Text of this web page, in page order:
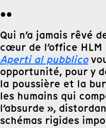
●●
Qui n’a jamais rêvé
cœur de l’office
Aperti al pubblico
opportunité, pour y
la poussière et la
les humains qui
l’absurde »,
schémas rigides